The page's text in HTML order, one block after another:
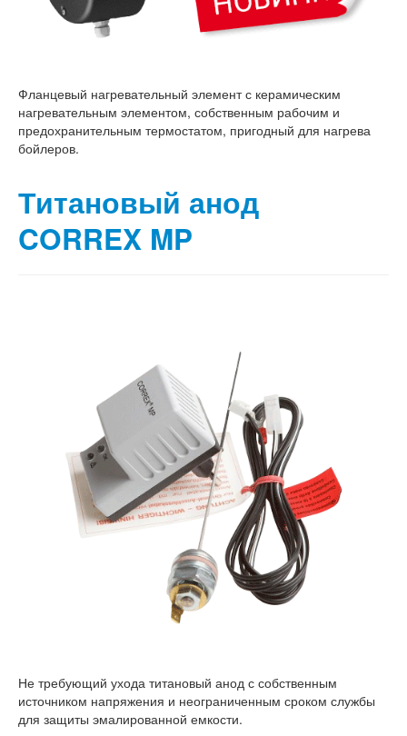
Фланцевый нагревательный элемент с керамическим
нагревательным элементом, собственным рабочим и
предохранительным термостатом, пригодный для нагрева
бойлеров.
Титановый анод
CORREX MP
Не требующий ухода титановый анод с собственным
источником напряжения и неограниченным сроком службы
для защиты эмалированной емкости.